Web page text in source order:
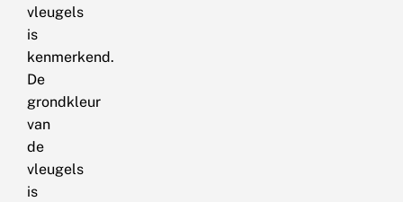
vleugels
is
kenmerkend.
De
grondkleur
van
de
vleugels
is